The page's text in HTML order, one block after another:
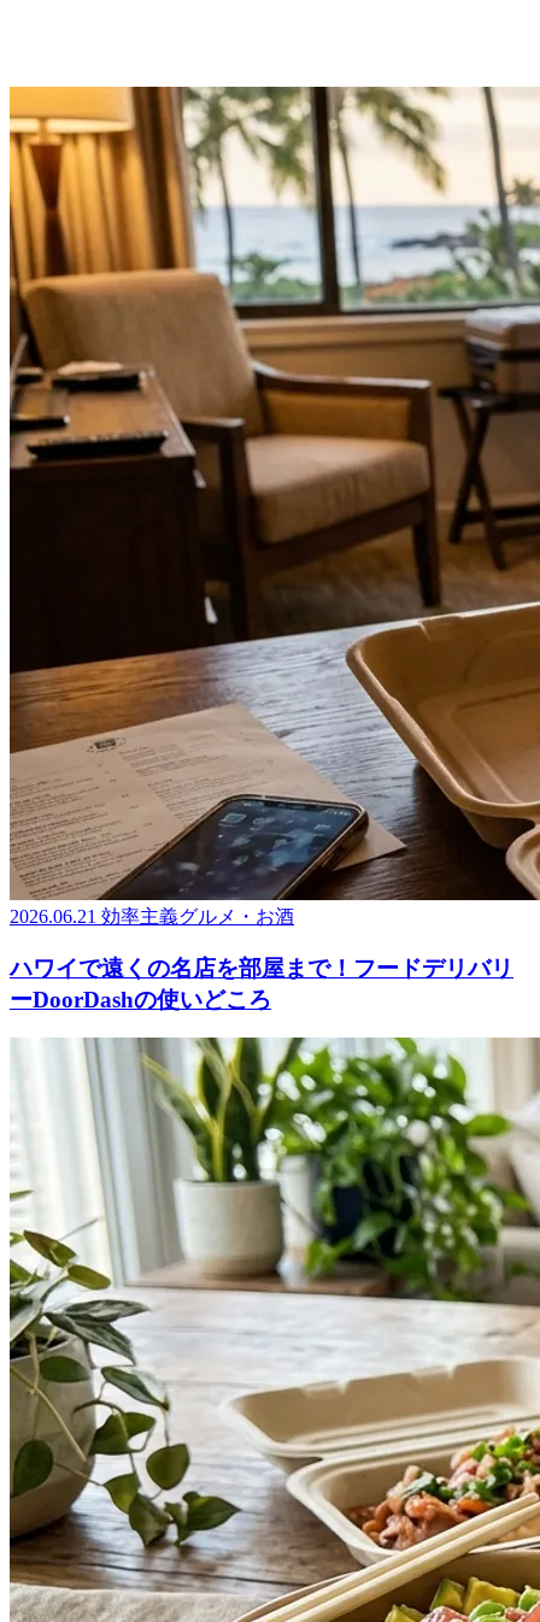
2026.06.21 効率主義グルメ・お酒
ハワイで遠くの名店を部屋まで！フードデリバリ
ーDoorDashの使いどころ